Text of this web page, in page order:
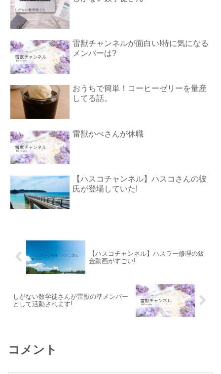
雷獣チャンネルが面白い!特に気になる
メンバーは?
おうちで簡単！コーヒーゼリーを量産
してる話。
雷獣かべさんが休職
【ハスコチャンネル】ハスコさんの彼
氏が登場していた!
【ハスコチャンネル】ハスラー修理の鈑
金動画がすごい!
しがない数学徒さんが雷獣の準メンバー
として活動されます!
コメント